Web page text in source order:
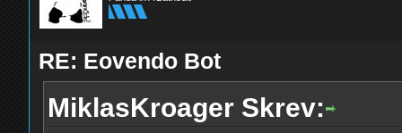
RE: Eovendo Bot
MiklasKroager Skrev: